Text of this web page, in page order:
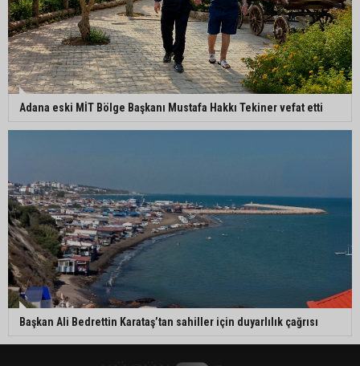
Adana eski MİT Bölge Başkanı Mustafa Hakkı Tekiner vefat etti
Başkan Ali Bedrettin Karataş’tan sahiller için duyarlılık çağrısı